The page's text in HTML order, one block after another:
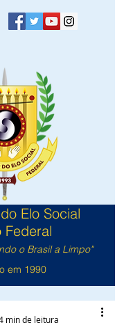
Elo Social
Federal
o Brasil a Limpo"
em 1990
min de leitura